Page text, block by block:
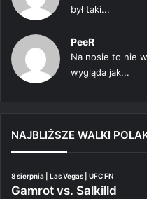
był taki...
PeeR
Na nosie to nie
wygląda jak...
NAJBLIŻSZE WALKI
8 sierpnia | Las Vegas | UFC FN
Gamrot vs. Salkilld